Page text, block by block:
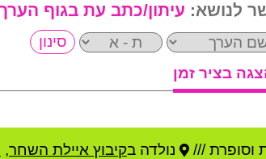
עיתון/כתב עת בגוף
בציר זמן
וסופרת /// נולדה בקיבוץ איילת השחר,